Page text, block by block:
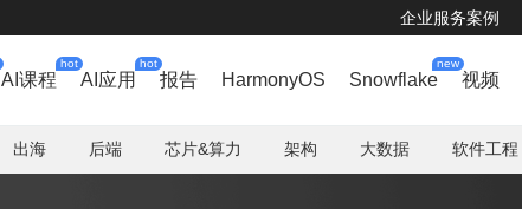
企业服务案例
AI课程
hot
AI应用
hot
报告 HarmonyOS Snowflake
new
视频
出海 后端 芯片&算力 架构 大数据 软件工程